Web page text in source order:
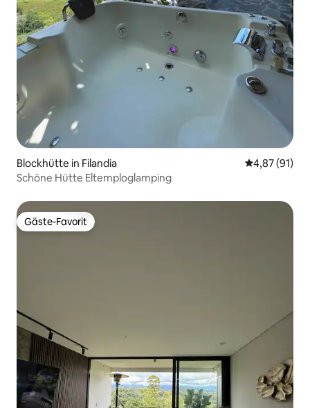
Blockhütte in Filandia
4,87 (91)
Schöne Hütte Eltemploglamping
Gäste-Favorit
Gäste-Favorit